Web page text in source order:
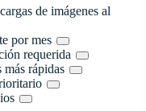
de imágenes al
por mes
requerida
más rápidas